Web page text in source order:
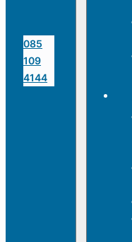
085
109
4144